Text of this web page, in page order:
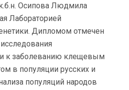
Осипова Людмила
Лабораторией
Дипломом отмечен
к заболеванию клещевым
в популяции русских и
популяций народов